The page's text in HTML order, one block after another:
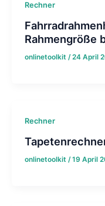
Rechner
Rahmengröße
onlinetoolkit /24 April
Rechner
onlinetoolkit /19 April